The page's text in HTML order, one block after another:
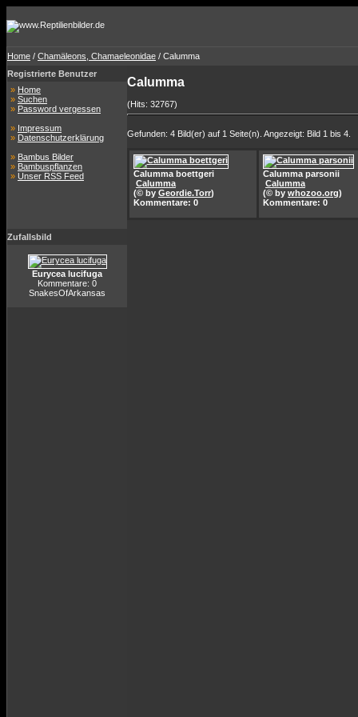
Home / Chamäleons, Chamaeleonidae / Calumma
Registrierte Benutzer
» Home
» Suchen
» Password vergessen
» Impressum
» Datenschutzerklärung
» Bambus Bilder
» Bambuspflanzen
» Unser RSS Feed
Zufallsbild
Eurycea lucifuga
Kommentare: 0
SnakesOfArkansas
Calumma
(Hits: 32767)
Gefunden: 4 Bild(er) auf 1 Seite(n). Angezeigt: Bild 1 bis 4.
Calumma boettgeri
Calumma
(© by Geordie.Torr)
Kommentare: 0
Calumma parsonii
Calumma
(© by whozoo.org)
Kommentare: 0